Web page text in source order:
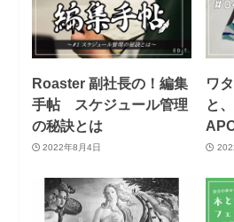
Roaster 副社長の！編集
手帖 スケジュール管理
の秘訣とは
2022年8月4日
ワ
と